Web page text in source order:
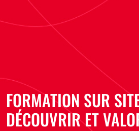
FORMATION SUR
DÉCOUVRIR ET